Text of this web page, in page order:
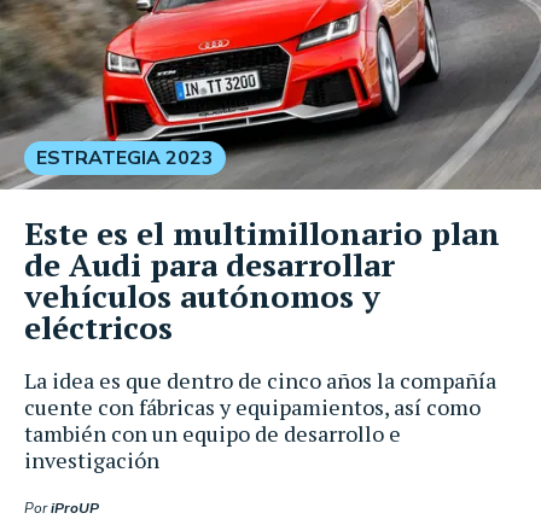
La idea es que dentro de cinco años la compañía
cuente con fábricas y equipamientos, así como
también con un equipo de desarrollo e
investigación
PoriProUP
ESTRATEGIA 2023
Este es el multimillonario plan
de Audi para desarrollar
vehículos autónomos y
eléctricos